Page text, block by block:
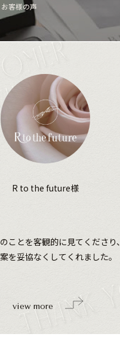
お客様の声
R to the future様
ことを客観的に見てくださり、
を妥協なくしてくれました。
view more